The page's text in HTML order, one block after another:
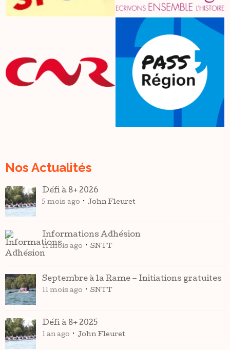
Nos Actualités
Défi à 8+ 2026
5 mois ago John Fleuret
Informations Adhésion
11 mois ago SNTT
Septembre à la Rame – Initiations gratuites
11 mois ago SNTT
Défi à 8+ 2025
1 an ago John Fleuret